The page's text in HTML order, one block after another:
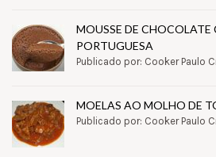
MOUSSE DE CHOCOLATE
PORTUGUESA
Publicado por: Cooker Paulo
MOELAS AO MOLHO DE
Publicado por: Cooker Paulo